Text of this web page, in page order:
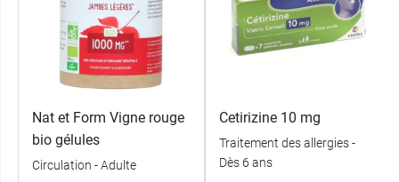
Nat et Form Vigne rouge
bio gélules
Circulation - Adulte
Cetirizine 10 mg
Traitement des allergies -
Dès 6 ans